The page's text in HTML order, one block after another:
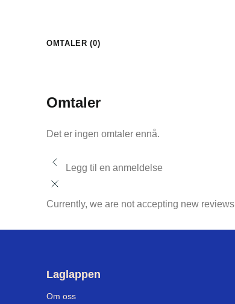
OMTALER (0)
Omtaler
Det er ingen omtaler ennå.
Legg til en anmeldelse
Currently, we are not accepting new reviews
Laglappen
Om oss